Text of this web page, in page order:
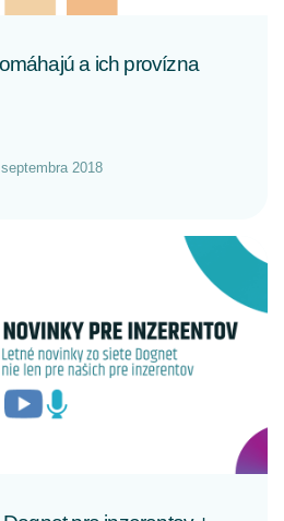
a ich provízna
2018
CELÝ ČLÁNOK